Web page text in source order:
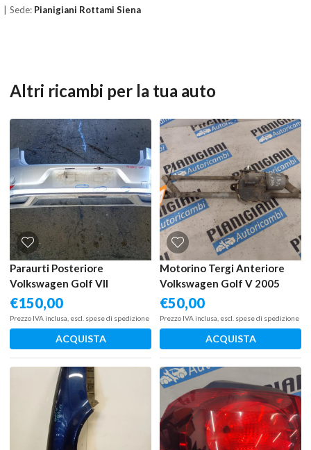
Sede: Pianigiani Rottami Siena
Altri ricambi per la tua auto
Paraurti Posteriore
Volkswagen Golf VII
Restyling 2017 – 2020
€150,00
Prezzo IVA inclusa, escl. spese di spedizione
ACQUISTA
Motorino Tergi Anteriore
Volkswagen Golf V 2005
€50,00
Prezzo IVA inclusa, escl. spese di spedizione
ACQUISTA